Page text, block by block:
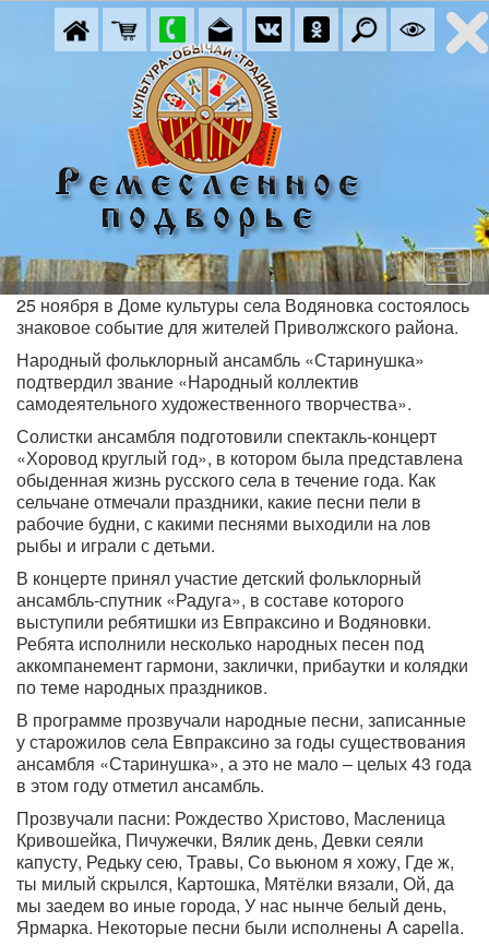
25 ноября в Доме культуры села Водяновка состоялось
знаковое событие для жителей Приволжского района.
Народный фольклорный ансамбль «Старинушка»
подтвердил звание «Народный коллектив
самодеятельного художественного творчества».
Солистки ансамбля подготовили спектакль-концерт
«Хоровод круглый год», в котором была представлена
обыденная жизнь русского села в течение года. Как
сельчане отмечали праздники, какие песни пели в
рабочие будни, с какими песнями выходили на лов
рыбы и играли с детьми.
В концерте принял участие детский фольклорный
ансамбль-спутник «Радуга», в составе которого
выступили ребятишки из Евпраксино и Водяновки.
Ребята исполнили несколько народных песен под
аккомпанемент гармони, заклички, прибаутки и колядки
по теме народных праздников.
В программе прозвучали народные песни, записанные
у старожилов села Евпраксино за годы существования
ансамбля «Старинушка», а это не мало – целых 43 года
в этом году отметил ансамбль.
Прозвучали пасни: Рождество Христово, Масленица
Кривошейка, Пичужечки, Вялик день, Девки сеяли
капусту, Редьку сею, Травы, Со вьюном я хожу, Где ж,
ты милый скрылся, Картошка, Мятёлки вязали, Ой, да
мы заедем во иные города, У нас нынче белый день,
Ярмарка. Некоторые песни были исполнены Acapella.